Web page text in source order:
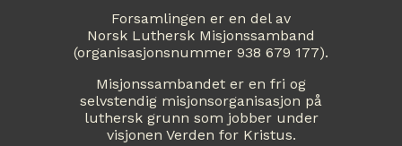
Oppmuntringsord
Forsamlingen er en del av
Norsk Luthersk Misjonssamband
(organisasjonsnummer 938 679 177).
Misjonssambandet er en fri og
selvstendig misjonsorganisasjon på
luthersk grunn som jobber under
visjonen Verden for Kristus.